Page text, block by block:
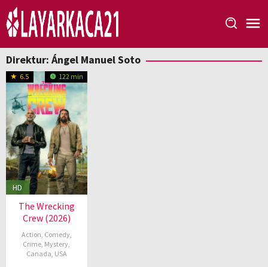
Loncat
ke
konten
Direktur: Ángel Manuel Soto
6.5 122 min
HD
The Wrecking
Crew (2026)
Action Comedy,
Crime Mystery
Canada USA